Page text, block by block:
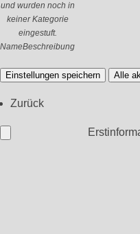
und wurden noch in
keiner Kategorie
eingestuft.
NameBeschreibung
Einstellungen speichern Alle
Zurück